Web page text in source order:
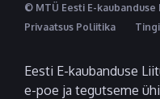
© MTÜ Eesti E-kaubanduse
Privaatsus Poliitika
Eesti E-kaubanduse
e-poe ja tegutseme